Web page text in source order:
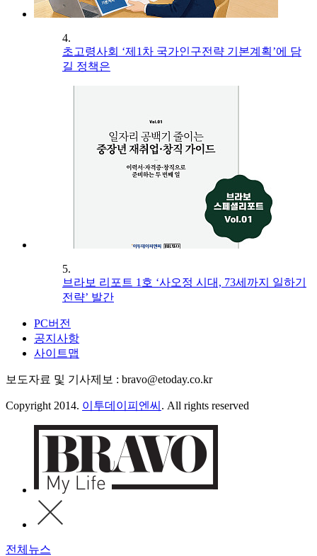
4.
초고령사회 ‘제1차 국가인구전략 기본계획’에 담
길 정책은
5.
브라보 리포트 1호 ‘사오정 시대, 73세까지 일하기
전략’ 발간
PC버전
공지사항
사이트맵
보도자료 및 기사제보 : bravo@etoday.co.kr
Copyright 2014. 이투데이피엔씨 . All rights reserved
전체뉴스